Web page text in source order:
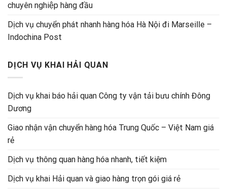
chuyên nghiệp hàng đầu
Dịch vụ chuyển phát nhanh hàng hóa Hà Nội đi Marseille –
Indochina Post
DỊCH VỤ KHAI HẢI QUAN
Dịch vụ khai báo hải quan Công ty vận tải bưu chính Đông
Dương
Giao nhận vận chuyển hàng hóa Trung Quốc – Việt Nam giá
rẻ
Dịch vụ thông quan hàng hóa nhanh, tiết kiệm
Dịch vụ khai Hải quan và giao hàng trọn gói giá rẻ